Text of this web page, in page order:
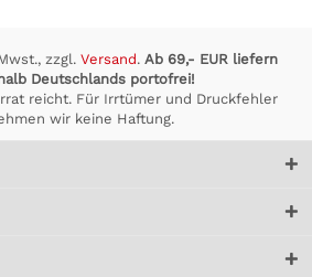
zzgl. Versand. Ab 69,- EUR liefern
Deutschlands portofrei!
reicht. Für Irrtümer und Druckfehler
wir keine Haftung.